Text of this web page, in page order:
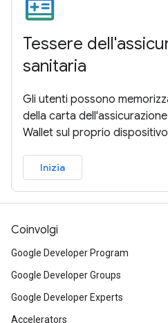
Tessere
sanitaria
Gli utenti possono
della carta
Wallet sul proprio
Inizia
Coinvolgi
Google Developer Program
Google Developer Groups
Google Developer Experts
Accelerators